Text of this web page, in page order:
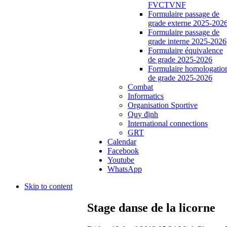
FVCTVNF
Formulaire passage de
grade externe 2025-
Formulaire passage de
grade interne 2025-2026
Formulaire équivalence
de grade 2025-2026
Formulaire
de grade 2025-2026
Combat
Informatics
Organisation Sportive
Quy định
International connections
GRT
Calendar
Facebook
Youtube
WhatsApp
Skip to content
Stage danse de la licorne